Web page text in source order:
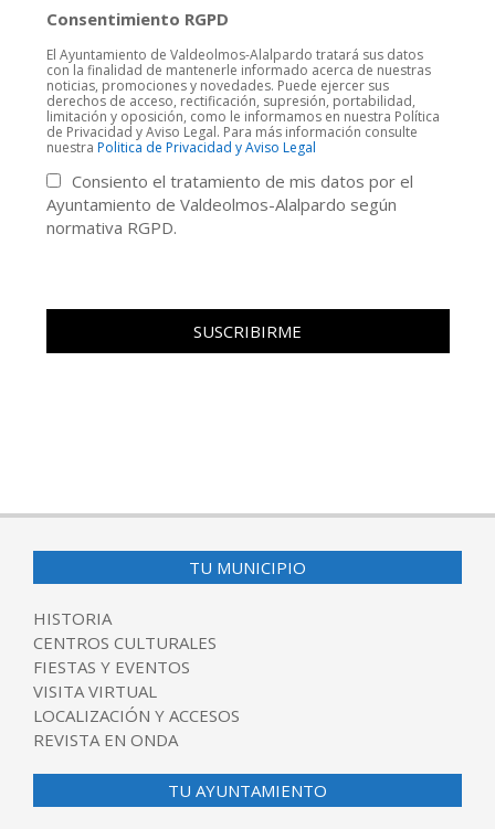
Consentimiento RGPD
El Ayuntamiento de Valdeolmos-Alalpardo tratará sus datos
con la finalidad de mantenerle informado acerca de nuestras
noticias, promociones y novedades. Puede ejercer sus
derechos de acceso, rectificación, supresión, portabilidad,
limitación y oposición, como le informamos en nuestra Política
de Privacidad y Aviso Legal. Para más información consulte
nuestra Politica de Privacidad y Aviso Legal
Consiento el tratamiento de mis datos por el
Ayuntamiento de Valdeolmos-Alalpardo según
normativa RGPD.
TU MUNICIPIO
HISTORIA
CENTROS CULTURALES
FIESTAS Y EVENTOS
VISITA VIRTUAL
LOCALIZACIÓN Y ACCESOS
REVISTA EN ONDA
TU AYUNTAMIENTO